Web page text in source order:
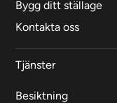
Bygg ditt ställage
Kontakta oss
Tjänster
Besiktning